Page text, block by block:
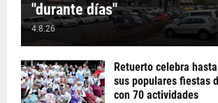
"durante días"
4.8.26
Retuerto celebra
sus populares fiestas
con 70 actividades